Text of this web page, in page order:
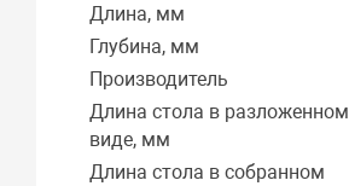
Длина, мм
Глубина, мм
Производитель
Длина стола в разложенном
виде, мм
Длина стола в собранном